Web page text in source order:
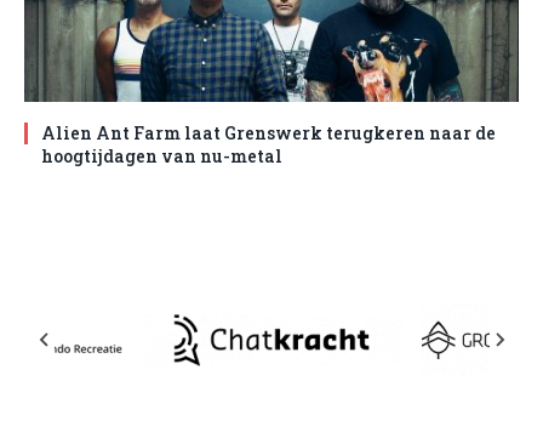
Alien Ant Farm laat Grenswerk terugkeren naar de
hoogtijdagen van nu-metal